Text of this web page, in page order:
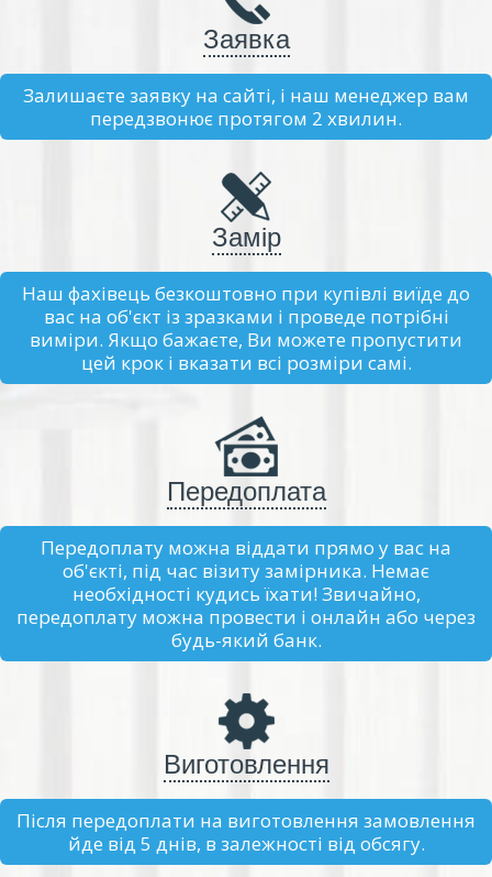
Заявка
Залишаєте заявку на сайті, і наш менеджер вам
передзвонює протягом 2 хвилин.
Замір
Наш фахівець безкоштовно при купівлі виїде до
вас на об'єкт із зразками і проведе потрібні
виміри. Якщо бажаєте, Ви можете пропустити
цей крок і вказати всі розміри самі.
Передоплата
Передоплату можна віддати прямо у вас на
об'єкті, під час візиту замірника. Немає
необхідності кудись їхати! Звичайно,
передоплату можна провести і онлайн або через
будь-який банк.
Виготовлення
Після передоплати на виготовлення замовлення
йде від 5 днів, в залежності від обсягу.